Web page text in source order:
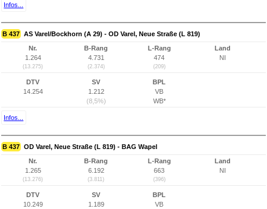
Infos...
B 437 AS Varel/Bockhorn (A 29) - OD Varel, Neue Straße (L 819)
Nr.
1.264
(13.275)
B-Rang
4.731
(2.374)
L-Rang
474
(209)
Land
NI
DTV
14.254
SV
1.212
(8,5%)
BPL
VB
WB*
Infos...
B 437 OD Varel, Neue Straße (L 819) - BAG Wapel
Nr.
1.265
(13.276)
B-Rang
6.192
(3.811)
L-Rang
663
(396)
Land
NI
DTV
10.249
SV
1.189
BPL
VB